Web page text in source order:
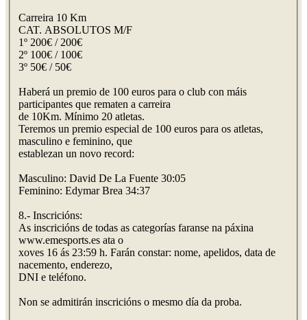
Carreira 10 Km
CAT. ABSOLUTOS M/F
1º 200€ / 200€
2º 100€ / 100€
3º 50€ / 50€
Haberá un premio de 100 euros para o club con máis
participantes que rematen a carreira
de 10Km. Mínimo 20 atletas.
Teremos un premio especial de 100 euros para os atletas,
masculino e feminino, que
establezan un novo record:
Masculino: David De La Fuente 30:05
Feminino: Edymar Brea 34:37
8.- Inscricións:
As inscricións de todas as categorías faranse na páxina
www.emesports.es ata o
xoves 16 ás 23:59 h. Farán constar: nome, apelidos, data de
nacemento, enderezo,
DNI e teléfono.
Non se admitirán inscricións o mesmo día da proba.